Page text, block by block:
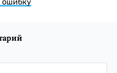
ошибку